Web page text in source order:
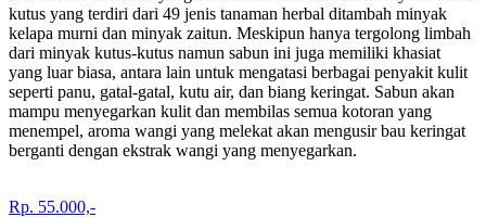
kutus yang terdiri dari 49 jenis tanaman herbal ditambah minyak
kelapa murni dan minyak zaitun. Meskipun hanya tergolong limbah
dari minyak kutus-kutus namun sabun ini juga memiliki khasiat
yang luar biasa, antara lain untuk mengatasi berbagai penyakit kulit
seperti panu, gatal-gatal, kutu air, dan biang keringat. Sabun akan
mampu menyegarkan kulit dan membilas semua kotoran yang
menempel, aroma wangi yang melekat akan mengusir bau keringat
berganti dengan ekstrak wangi yang menyegarkan.
Rp. 55.000,-